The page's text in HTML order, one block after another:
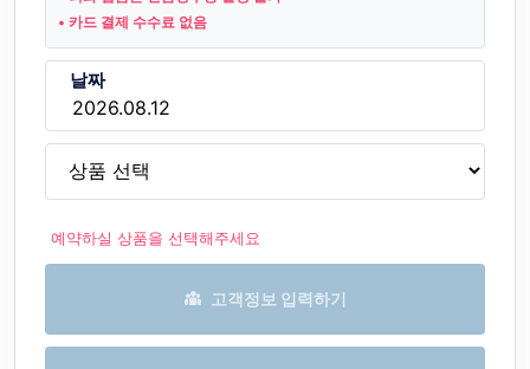
• 카드 결제 수수료 없음
날짜
예약하실 상품을 선택해주세요
고객정보 입력하기